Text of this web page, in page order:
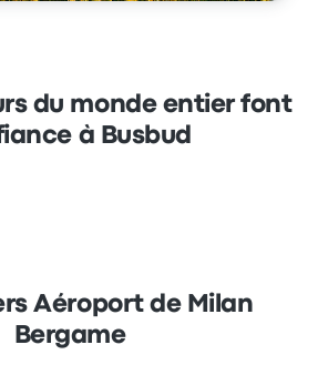
du monde entier font
à Busbud
Aéroport de Milan
Bergame